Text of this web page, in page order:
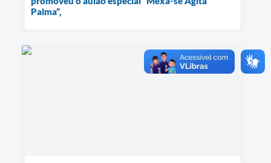
Palma”,